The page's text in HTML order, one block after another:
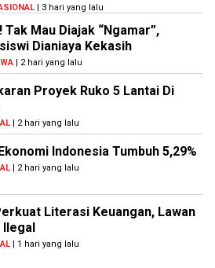
| 3 hari yang lalu
Tak Mau Diajak “Ngamar”,
Dianiaya Kekasih
| 2 hari yang lalu
Proyek Ruko 5 Lantai Di
| 2 hari yang lalu
Indonesia Tumbuh 5,29%
| 2 hari yang lalu
Literasi Keuangan, Lawan
| 1 hari yang lalu